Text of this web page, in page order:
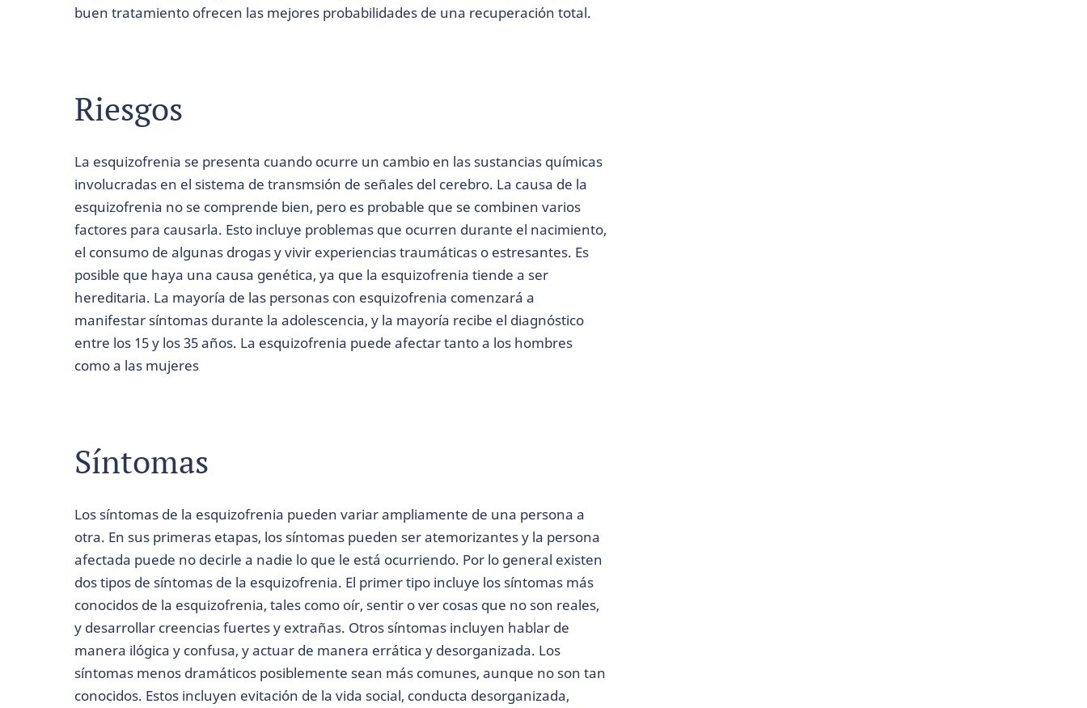
buen tratamiento ofrecen las mejores probabilidades de una recuperación total.
Riesgos
La esquizofrenia se presenta cuando ocurre un cambio en las sustancias químicas
involucradas en el sistema de transmsión de señales del cerebro. La causa de la
esquizofrenia no se comprende bien, pero es probable que se combinen varios
factores para causarla. Esto incluye problemas que ocurren durante el nacimiento,
el consumo de algunas drogas y vivir experiencias traumáticas o estresantes. Es
posible que haya una causa genética, ya que la esquizofrenia tiende a ser
hereditaria. La mayoría de las personas con esquizofrenia comenzará a
manifestar síntomas durante la adolescencia, y la mayoría recibe el diagnóstico
entre los 15 y los 35 años. La esquizofrenia puede afectar tanto a los hombres
como a las mujeres
Síntomas
Los síntomas de la esquizofrenia pueden variar ampliamente de una persona a
otra. En sus primeras etapas, los síntomas pueden ser atemorizantes y la persona
afectada puede no decirle a nadie lo que le está ocurriendo. Por lo general existen
dos tipos de síntomas de la esquizofrenia. El primer tipo incluye los síntomas más
conocidos de la esquizofrenia, tales como oír, sentir o ver cosas que no son reales,
y desarrollar creencias fuertes y extrañas. Otros síntomas incluyen hablar de
manera ilógica y confusa, y actuar de manera errática y desorganizada. Los
síntomas menos dramáticos posiblemente sean más comunes, aunque no son tan
conocidos. Estos incluyen evitación de la vida social, conducta desorganizada,